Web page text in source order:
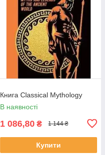
Книга Classical Mythology
В наявності
1 086,80 ₴ 1 144 ₴
Купити